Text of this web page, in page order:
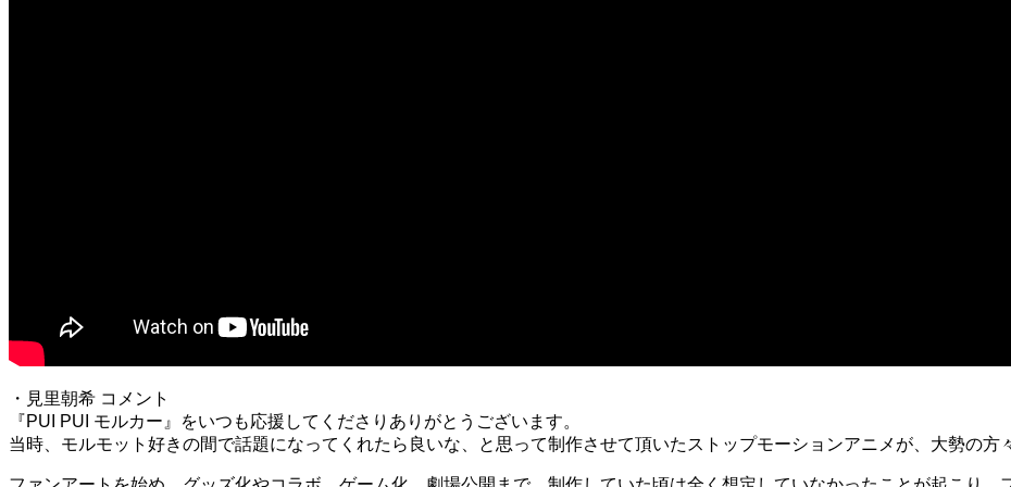
・見里朝希 コメント
『PUI PUI モルカー』をいつも応援してくださりありがとうございます。
当時、モルモット好きの間で話題になってくれたら良いな、と思って制作させて頂いたストップモーションアニメが、大勢の方